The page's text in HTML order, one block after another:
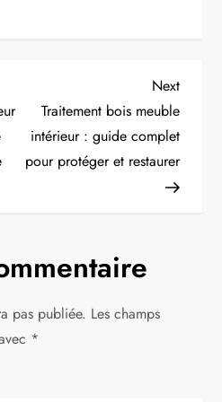
Next
Post
Next
Traitement bois meuble
intérieur : guide complet
pour protéger et restaurer
pas publiée. Les champs
*